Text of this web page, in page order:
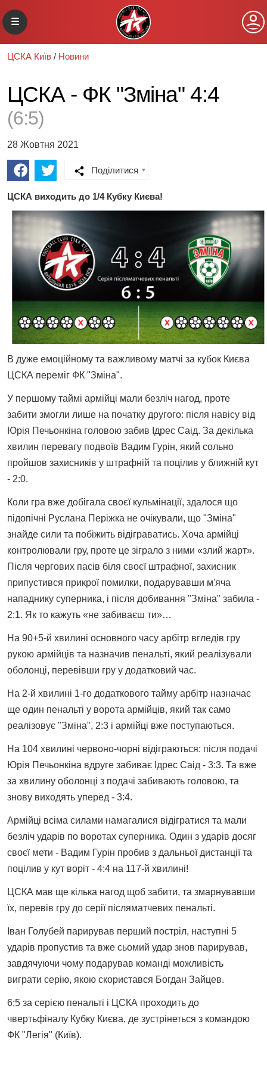
☰
ЦСКА Київ / Новини
ЦСКА - ФК "Зміна" 4:4
(6:5)
28 Жовтня 2021
Поділитися
ЦСКА виходить до 1/4 Кубку Києва!
В дуже емоційному та важливому матчі за кубок Києва
ЦСКА переміг ФК "Зміна".
У першому таймі армійці мали безліч нагод, проте
забити змогли лише на початку другого: після навісу від
Юрія Печьонкіна головою забив Ідрес Саід. За декілька
хвилин перевагу подвоїв Вадим Гурін, який сольно
пройшов захисників у штрафній та поцілив у ближній кут
- 2:0.
Коли гра вже добігала своєї кульмінації, здалося що
підопічні Руслана Періжка не очікували, що "Зміна"
знайде сили та побіжить відіграватись. Хоча армійці
контролювали гру, проте це зіграло з ними «злий жарт».
Після чергових пасів біля своєї штрафної, захисник
припустився прикрої помилки, подарувавши м'яча
нападнику суперника, і після добивання "Зміна" забила -
2:1. Як то кажуть «не забиваєш ти»…
На 90+5-й хвилині основного часу арбітр вгледів гру
рукою армійців та назначив пенальті, який реалізували
оболонці, перевівши гру у додатковий час.
На 2-й хвилині 1-го додаткового тайму арбітр назначає
ще один пенальті у ворота армійців, який так само
реалізовує "Зміна", 2:3 і армійці вже поступаються.
На 104 хвилині червоно-чорні відіграються: після подачі
Юрія Печьонкіна вдруге забиває Ідрес Саід - 3:3. Та вже
за хвилину оболонці з подачі забивають головою, та
знову виходять уперед - 3:4.
Армійці всіма силами намагалися відігратися та мали
безліч ударів по воротах суперника. Один з ударів досяг
своєї мети - Вадим Гурін пробив з дальньої дистанції та
поцілив у кут воріт - 4:4 на 117-й хвилині!
ЦСКА мав ще кілька нагод щоб забити, та змарнувавши
їх, перевів гру до серії післяматчевих пенальті.
Іван Голубей парирував перший постріл, наступні 5
ударів пропустив та вже сьомий удар знов парирував,
завдячуючи чому подарував команді можливість
виграти серію, якою скористався Богдан Зайцев.
6:5 за серією пенальті і ЦСКА проходить до
чвертьфіналу Кубку Києва, де зустрінеться з командою
ФК "Легія" (Київ).